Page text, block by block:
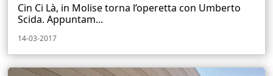
Cin Ci Là, in Molise torna l’operetta con Umberto
Scida. Appuntam...
14-03-2017